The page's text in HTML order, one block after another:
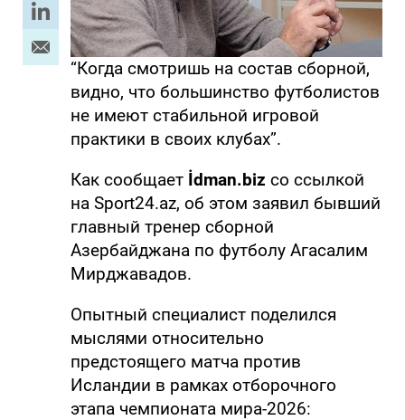
“Когда смотришь на состав сборной,
видно, что большинство футболистов
не имеют стабильной игровой
практики в своих клубах”.
Как сообщает İdman.biz со ссылкой
на Sport24.az, об этом заявил бывший
главный тренер сборной
Азербайджана по футболу Агасалим
Мирджавадов.
Опытный специалист поделился
мыслями относительно
предстоящего матча против
Исландии в рамках отборочного
этапа чемпионата мира-2026: